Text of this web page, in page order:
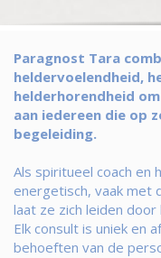
Paragnost Tara
heldervoelendheid,
helderhorendheid
aan iedereen die op
begeleiding.
Als spiritueel coach en
energetisch, vaak met
laat ze zich leiden
Elk consult is uniek en
behoeften van de